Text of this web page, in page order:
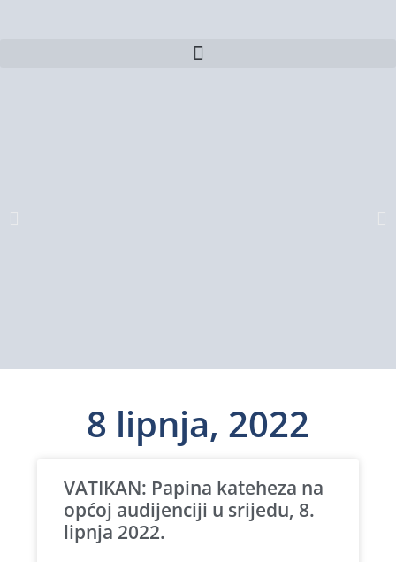
8 lipnja, 2022
VATIKAN: Papina kateheza na
općoj audijenciji u srijedu, 8.
lipnja 2022.